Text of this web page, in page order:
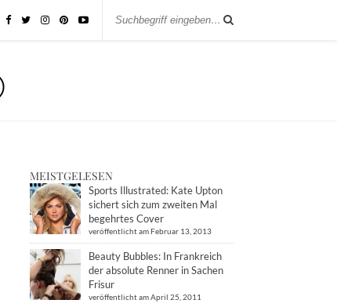
MEISTGELESEN
Sports Illustrated: Kate Upton
sichert sich zum zweiten Mal
begehrtes Cover
veröffentlicht am Februar 13, 2013
Beauty Bubbles: In Frankreich
der absolute Renner in Sachen
Frisur
veröffentlicht am April 25, 2011